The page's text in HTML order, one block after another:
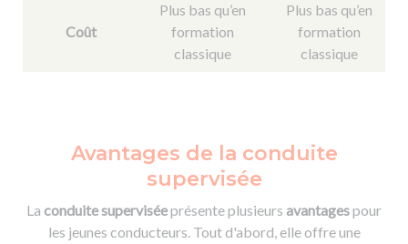
Coût
Plus bas qu’en
formation
classique
Plus bas qu’en
formation
classique
Avantages de la conduite
supervisée
La conduite superviséeprésente plusieurs avantagespour
les jeunes conducteurs. Tout d'abord, elle offre une